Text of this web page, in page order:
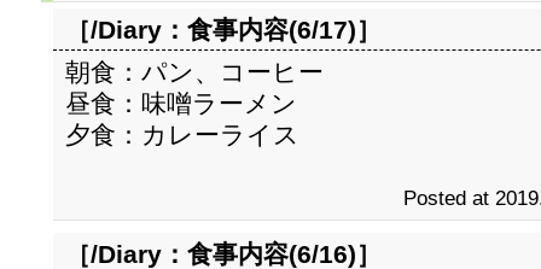
［/Diary： 食事内容(6/17)］
朝食：パン、コーヒー
昼食：味噌ラーメン
夕食：カレーライス
Posted at
［/Diary： 食事内容(6/16)］